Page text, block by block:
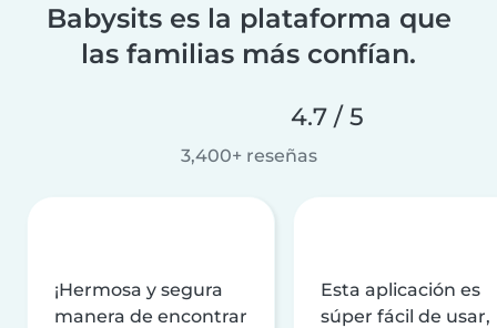
Babysits es la plataforma que
las familias más confían.
4.7 / 5
3,400+ reseñas
¡Hermosa y segura
manera de encontrar
Esta aplicación es
súper fácil de usar,